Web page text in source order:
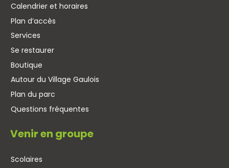
Calendrier et horaires
Plan d’accès
Services
Se restaurer
Boutique
Autour du Village Gaulois
Plan du parc
Questions fréquentes
Venir en groupe
Scolaires